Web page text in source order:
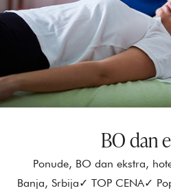
BO dan
Ponude, BO dan ekstra,
Banja, Srbija✓ TOP CENA✓